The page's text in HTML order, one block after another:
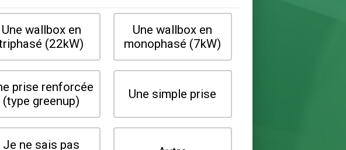
Quel type de borne souhaitez-
installer ?
Une wallbox en